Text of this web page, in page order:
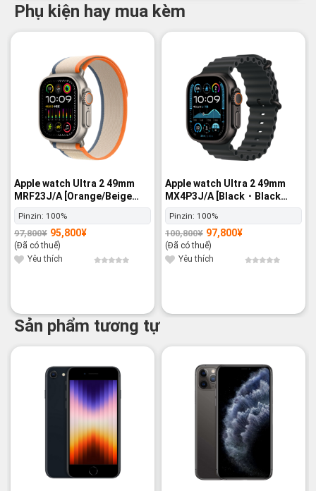
Phụ kiện hay mua kèm
Apple watch Ultra 2 49mm
MRF23J/A [Orange/Beige
Trail Loop M/L] GPS+Cellular
- Nguyên hộp
Pinzin: 100%
97,800¥
Giá
gốc
là:
97,800¥.
95,800¥
Giá
hiện
tại
là:
95,800¥.
(Đã có thuế)
Yêu thích
Apple watch Ultra 2 49mm
MX4P3J/A [Black・Black
Ocean Band] GPS+Cellular -
Nguyên hộp
Pinzin: 100%
100,800¥
Giá
gốc
là:
100,800¥.
97,800¥
Giá
hiện
tại
là:
97,800¥.
(Đã có thuế)
Yêu thích
Sản phẩm tương tự
-23%